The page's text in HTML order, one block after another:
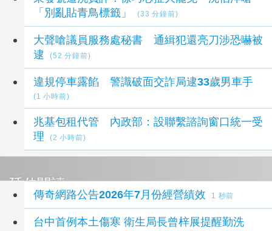
「別亂貼青鳥標籤」
(33 分鐘前)
大聲嗆議員服務處秘書 通緝犯還亮刀涉恐嚇被
逮
(52 分鐘前)
違規停車露餡 警識破面交詐局逮33歲男車手
(1 小時前)
兆基包租代管 內政部：設聯繫諮詢窗口統一受
理
(2 小時前)
延伸閱讀
傳奇網路公告2026年7月份經營績效 1 秒前
台中首例本土傷寒 衛生局長曾梓展提醒勤洗